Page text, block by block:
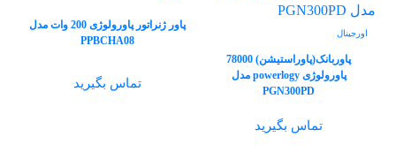
اورجینال
پاوربانک(پاوراستیشن) 78000
پاورولوژی powerlogy مدل
PGN300PD
تماس بگیرید
پاور ژنراتور پاورولوژی 200 وات مدل
PPBCHA08
تماس بگیرید